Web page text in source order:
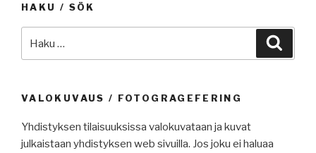
HAKU / SÖK
VALOKUVAUS / FOTOGRAGEFERING
Yhdistyksen tilaisuuksissa valokuvataan ja kuvat
julkaistaan yhdistyksen web sivuilla. Jos joku ei haluaa